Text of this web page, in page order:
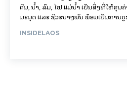
ດິນ, ນໍ້າ, ລົມ, ໄຟ ແມ່ນໍ້າ ເປັນສິ່ງທີ່ໃຫ້ຄຸ
ມະນຸດ ແລະ ຊີວະນາໆພັນ ພ້ອມເປັນການ
INSIDELAOS